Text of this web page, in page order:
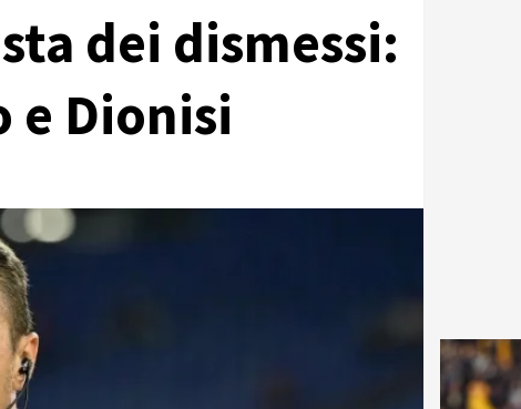
dei dismessi:
e Dionisi